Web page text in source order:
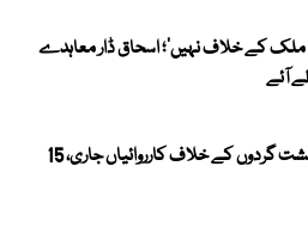
کے خلاف نہیں’؛ اسحاق ڈار معاہدے
آئے
بلوچستان میں دہشت گردوں کے خلاف کارروائیاں جاری، 15